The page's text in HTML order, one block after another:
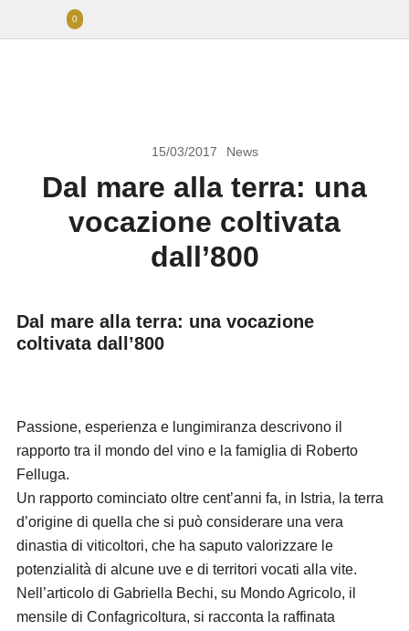
0
15/03/2017 News
Dal mare alla terra: una
vocazione coltivata
dall’800
Dal mare alla terra: una vocazione
coltivata dall’800
Passione, esperienza e lungimiranza descrivono il
rapporto tra il mondo del vino e la famiglia di Roberto
Felluga.
Un rapporto cominciato oltre cent’anni fa, in Istria, la terra
d’origine di quella che si può considerare una vera
dinastia di viticoltori, che ha saputo valorizzare le
potenzialità di alcune uve e di territori vocati alla vite.
Nell’articolo di Gabriella Bechi, su Mondo Agricolo, il
mensile di Confagricoltura, si racconta la raffinata